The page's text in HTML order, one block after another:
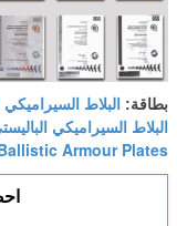
بطاقة: البلاط
البلاط السيراميكي
Armour Plates